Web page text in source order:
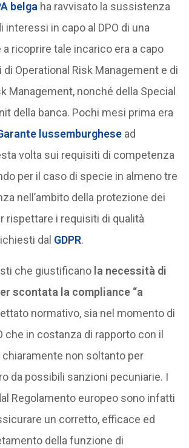
belga ha ravvisato la sussistenza
interessi in capo al DPO di una
a ricoprire tale incarico era a capo
Operational Risk Management e di
Management, nonché della Special
della banca. Pochi mesi prima era
lussemburghesead
volta sui requisiti di competenza
per il caso di specie in almeno tre
nell’ambito della protezione dei
rispettare i requisiti di qualità
dal GDPR.
che giustificano la necessità di
scontata la compliance “a
normativo, sia nel momento di
che in costanza di rapporto con il
non soltanto per
da possibili sanzioni pecuniarie. I
Regolamento europeo sono infatti
un corretto, efficace ed
della funzione di